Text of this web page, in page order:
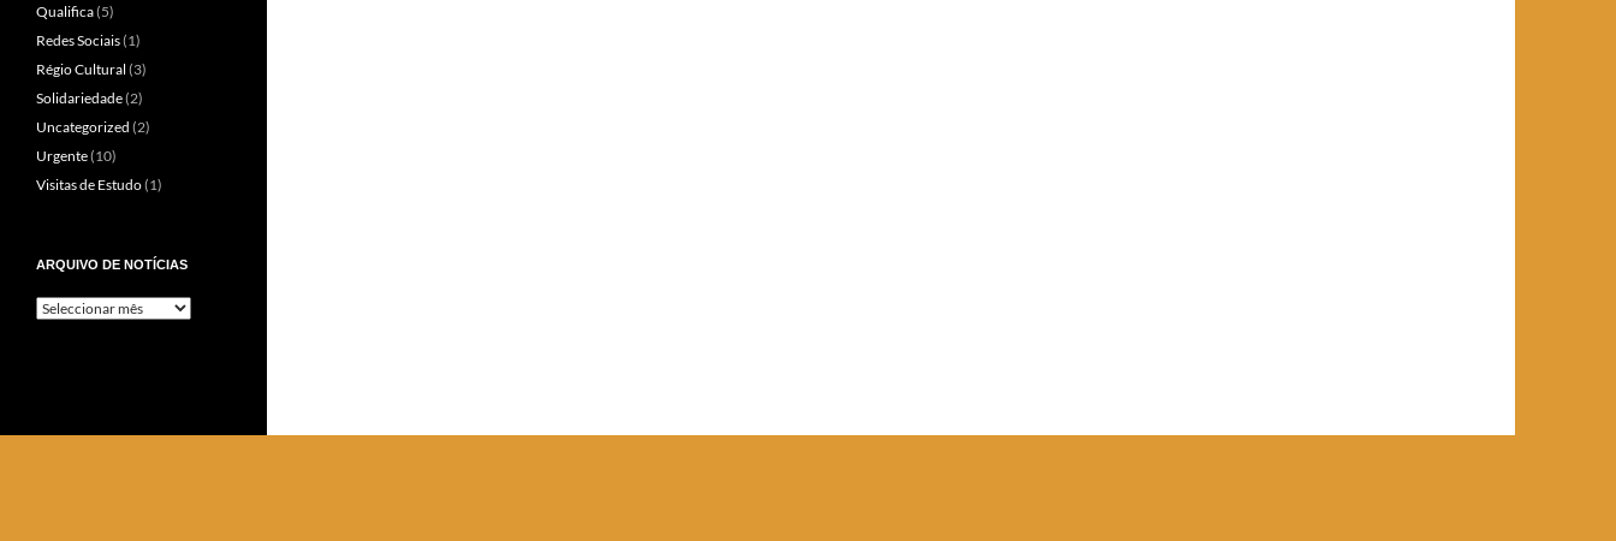
Qualifica(5)
Redes Sociais(1)
Régio Cultural (3)
Solidariedade(2)
Uncategorized (2)
Urgente(10)
Visitas de Estudo(1)
ARQUIVO DE NOTÍCIAS
Arquivo